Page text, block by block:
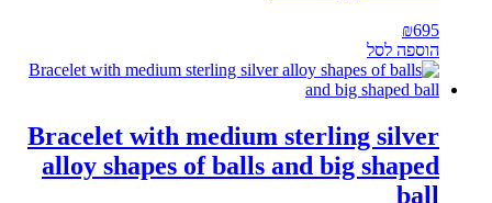
₪695
הוספה לסל
Bracelet with medium sterling silver
alloy shapes of balls and big shaped
ball